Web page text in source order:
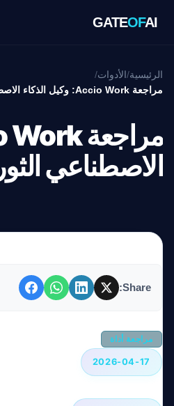
GATEOFAI
الرئيسية/ الأدوات/
مراجعة Accio Work: وكيل الذكاء الاصطناعي الثوري من علي بابا
الاصطناعي
Share:
مراجعة أداة
2026-04-17